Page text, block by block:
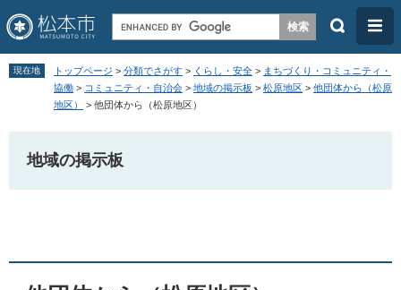
ペ
頭
。
メ
飛
て
検
メ
ニ
ュ
ー
現在地 トップページ > 分類でさがす > くらし・安全 > まちづくり・コミュニティ・
協働 > コミュニティ・自治会 > 地域の掲示板 > 松原地区 > 他団体から（松原
地区）
> 他団体から（松原地区）
地域の掲示板